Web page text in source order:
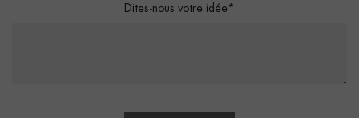
Dites-nous votre idée*